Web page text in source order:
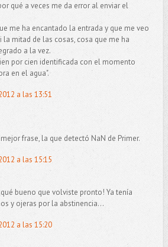
qué a veces me da error al enviar el
me ha encantado la entrada y que me veo
la mitad de las cosas, cosa que me ha
a la vez.
por cien identificada con el momento
en el agua".
a las 13:51
frase, la que detectó NaN de Primer.
a las 15:15
bueno que volviste pronto! Ya tenía
y ojeras por la abstinencia...
a las 15:20